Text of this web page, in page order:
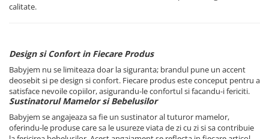
calitate.
Design si Confort in Fiecare Produs
Babyjem nu se limiteaza doar la siguranta; brandul pune un accent
deosebit si pe design si confort. Fiecare produs este conceput pentru a
satisface nevoile copiilor, asigurandu-le confortul si facandu-i fericiti.
Sustinatorul Mamelor si Bebelusilor
Babyjem se angajeaza sa fie un sustinator al tuturor mamelor,
oferindu-le produse care sa le usureze viata de zi cu zi si sa contribuie